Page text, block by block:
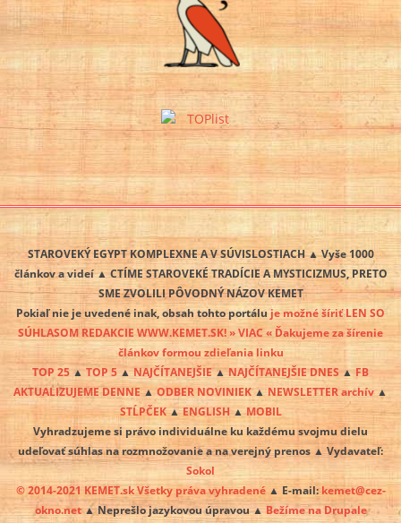
STAROVEKÝ EGYPT KOMPLEXNE A V SÚVISLOSTIACH ▲ Vyše 1000
článkov a videí ▲ CTÍME STAROVEKÉ TRADÍCIE A MYSTICIZMUS, PRETO
SME ZVOLILI PÔVODNÝ NÁZOV KEMET
Pokiaľ nie je uvedené inak, obsah tohto portálu je možné šíriť LEN SO
SÚHLASOM REDAKCIE WWW.KEMET.SK! » VIAC « Ďakujeme za šírenie
článkov formou zdieľania linku
TOP 25 ▲ TOP 5▲NAJČÍTANEJŠIE▲NAJČÍTANEJŠIE DNES ▲FB
AKTUALIZUJEME DENNE▲ODBER NOVINIEK▲ NEWSLETTER archív ▲
STĹPČEK▲ENGLISH▲MOBIL
Vyhradzujeme si právo individuálne ku každému svojmu dielu
udeľovať súhlas na rozmnožovanie a na verejný prenos ▲ Vydavateľ:
Sokol
© 2014-2021 KEMET.sk Všetky práva vyhradené▲ E-mail: kemet@cez-
okno.net▲ Neprešlo jazykovou úpravou ▲ Bežíme na Drupale